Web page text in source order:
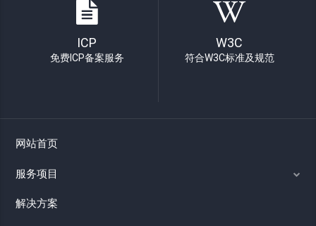
ICP
免费ICP备案服务
W3C
符合W3C标准及规范
网站首页
服务项目
解决方案